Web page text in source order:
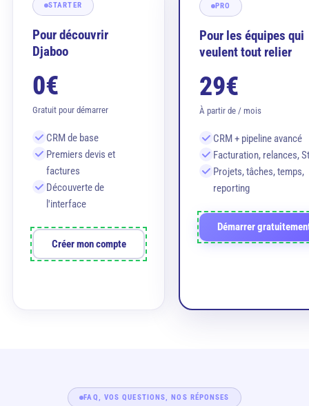
STARTER
Pour découvrir
Djaboo
0€
Gratuit pour démarrer
CRM de base
Premiers devis et
factures
Découverte de
l'interface
Créer mon compte
PRO
Pour les équipes qui
veulent tout relier
29€
À partir de / mois
CRM + pipeline avancé
Facturation, relances,
Projets, tâches, temps,
reporting
Démarrer
FAQ, VOS QUESTIONS, NOS RÉPONSES